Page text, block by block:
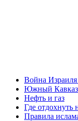
Война
Южный Кавказ
Нефть и газ
Где отдохнуть
Правила